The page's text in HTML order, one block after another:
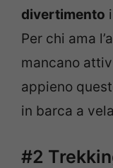
divertimento
Per chi ama
mancano
appieno
in barca a
#2